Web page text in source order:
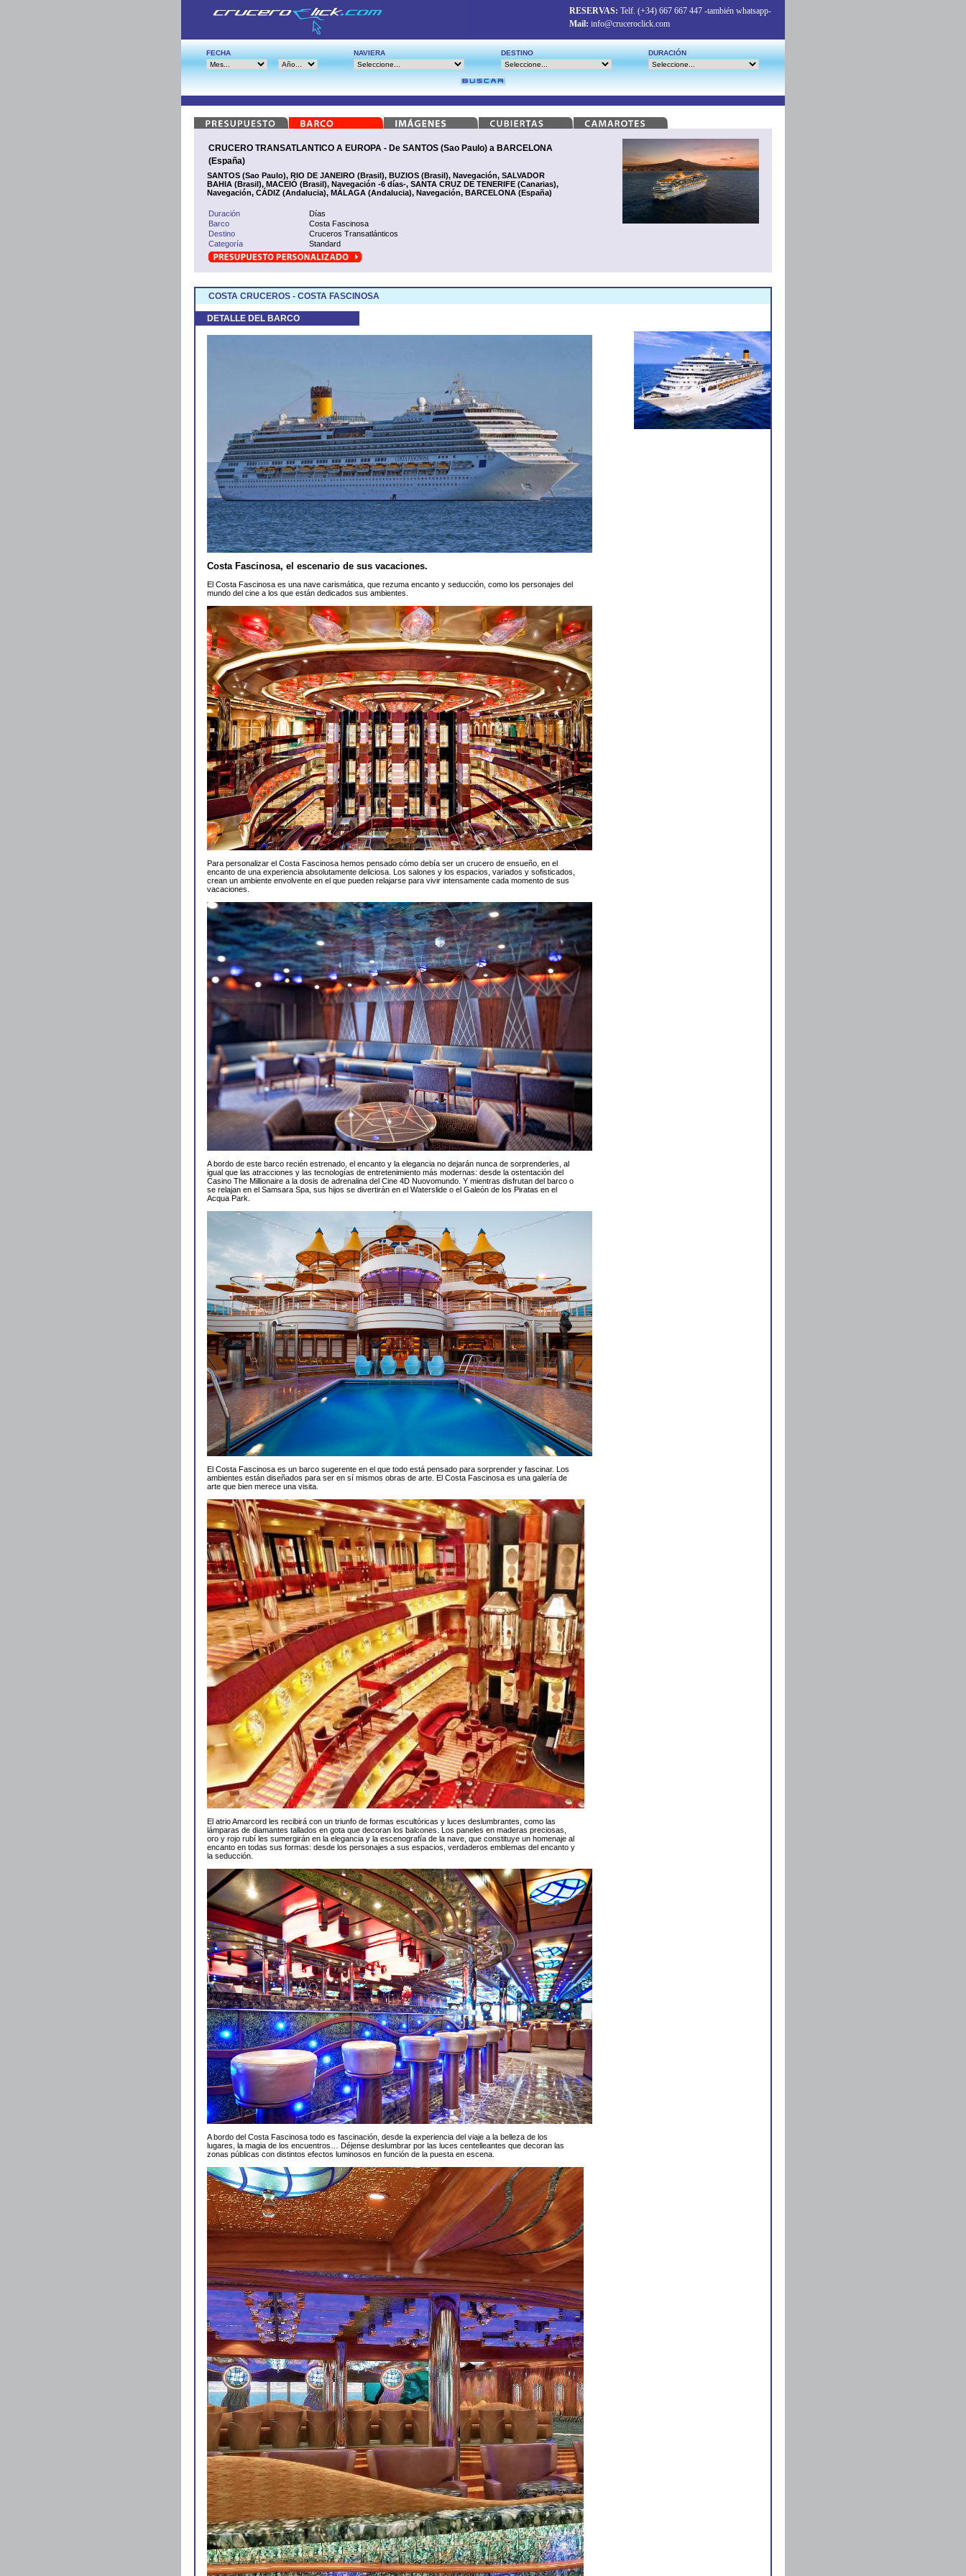
RESERVAS: Telf. (+34) 667 667 447 -también whatsapp-
Mail: info@cruceroclick.com
FECHA NAVIERA DESTINO DURACIÓN
CRUCERO TRANSATLANTICO A EUROPA - De SANTOS (Sao Paulo) a BARCELONA
(España)
SANTOS (Sao Paulo), RIO DE JANEIRO (Brasil), BUZIOS (Brasil), Navegación, SALVADOR
BAHIA (Brasil), MACEIÓ (Brasil), Navegación -6 días-, SANTA CRUZ DE TENERIFE (Canarias),
Navegación, CÁDIZ (Andalucia), MÁLAGA (Andalucia), Navegación, BARCELONA (España)
Duración
Días
Barco
Costa Fascinosa
Destino
Cruceros Transatlánticos
Categoría
Standard
COSTA CRUCEROS - COSTA FASCINOSA
DETALLE DEL BARCO
Costa Fascinosa, el escenario de sus vacaciones.
El Costa Fascinosa es una nave carismática, que rezuma encanto y seducción, como los personajes del
mundo del cine a los que están dedicados sus ambientes.
Para personalizar el Costa Fascinosa hemos pensado cómo debía ser un crucero de ensueño, en el
encanto de una experiencia absolutamente deliciosa. Los salones y los espacios, variados y sofisticados,
crean un ambiente envolvente en el que pueden relajarse para vivir intensamente cada momento de sus
vacaciones.
A bordo de este barco recién estrenado, el encanto y la elegancia no dejarán nunca de sorprenderles, al
igual que las atracciones y las tecnologías de entretenimiento más modernas: desde la ostentación del
Casino The Millionaire a la dosis de adrenalina del Cine 4D Nuovomundo. Y mientras disfrutan del barco o
se relajan en el Samsara Spa, sus hijos se divertirán en el Waterslide o el Galeón de los Piratas en el
Acqua Park.
El Costa Fascinosa es un barco sugerente en el que todo está pensado para sorprender y fascinar. Los
ambientes están diseñados para ser en sí mismos obras de arte. El Costa Fascinosa es una galería de
arte que bien merece una visita.
El atrio Amarcord les recibirá con un triunfo de formas escultóricas y luces deslumbrantes, como las
lámparas de diamantes tallados en gota que decoran los balcones. Los paneles en maderas preciosas,
oro y rojo rubí les sumergirán en la elegancia y la escenografía de la nave, que constituye un homenaje al
encanto en todas sus formas: desde los personajes a sus espacios, verdaderos emblemas del encanto y
la seducción.
A bordo del Costa Fascinosa todo es fascinación, desde la experiencia del viaje a la belleza de los
lugares, la magia de los encuentros… Déjense deslumbrar por las luces centelleantes que decoran las
zonas públicas con distintos efectos luminosos en función de la puesta en escena.